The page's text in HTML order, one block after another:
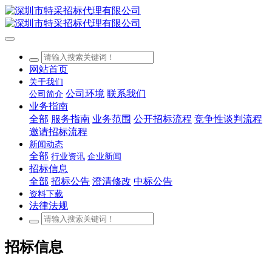
网站首页
关于我们
公司简介 公司环境 联系我们
业务指南
全部 服务指南 业务范围 公开招标流程 竞争性谈判流程
邀请招标流程
新闻动态
全部 行业资讯 企业新闻
招标信息
全部 招标公告 澄清修改 中标公告
资料下载
法律法规
招标信息